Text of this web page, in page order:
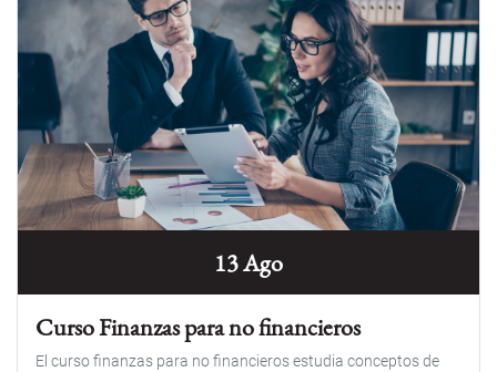
13 Ago
Curso Finanzas para no financieros
El curso finanzas para no financieros estudia conceptos de